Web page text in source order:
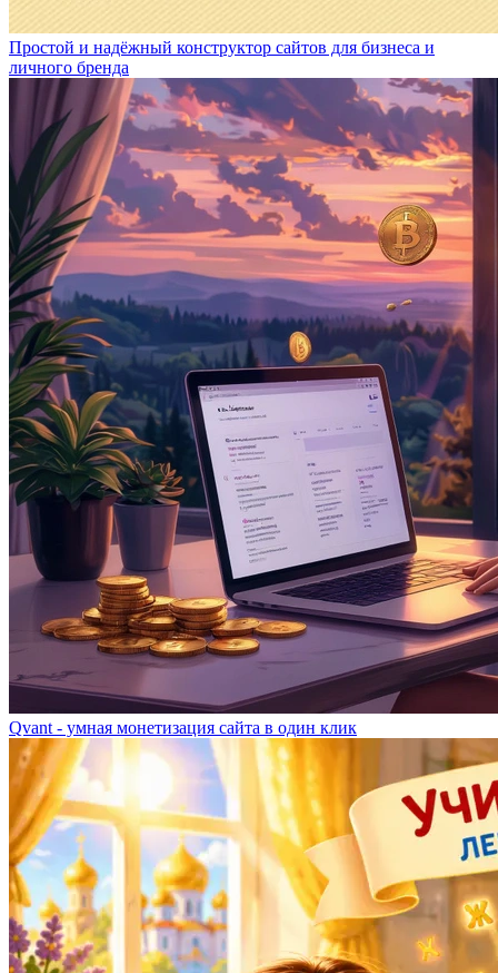
Простой и надёжный конструктор сайтов для бизнеса и
личного бренда
Qvant - умная монетизация сайта в один клик